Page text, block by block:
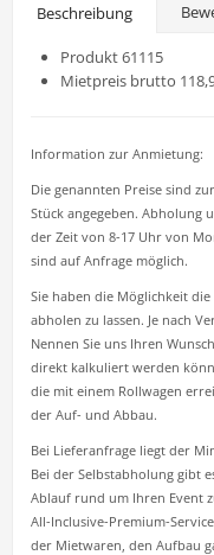
Beschreibung
Produkt 61115
Mietpreis brutto
Information zur Anmietung:
Die genannten Preise sind
Stück angegeben. Abholung
der Zeit von 8-17 Uhr von
sind auf Anfrage möglich.
Sie haben die Möglichkeit
abholen zu lassen. Je nach
Nennen Sie uns Ihren
direkt kalkuliert werden
die mit einem Rollwagen
der Auf- und Abbau.
Bei Lieferanfrage liegt der
Bei der Selbstabholung gibt
Ablauf rund um Ihren Event
All-Inclusive-Premium-
der Mietwaren, den Aufbau